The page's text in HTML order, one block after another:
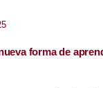
forma de